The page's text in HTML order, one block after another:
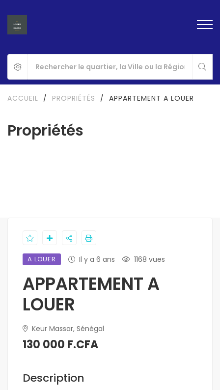
Propriétés
ACCUEIL / PROPRIÉTÉS / APPARTEMENT A LOUER
A LOUER Il y a 6 ans 1168 vues
APPARTEMENT A
LOUER
Keur Massar, Sénégal
130 000 F.CFA
Description